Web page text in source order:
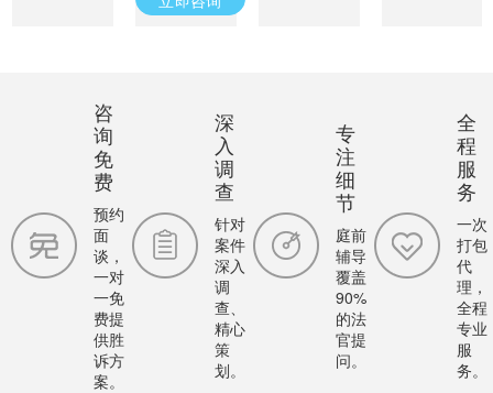
咨
询
免
费
预约
面
谈，
一对
一免
费提
供胜
诉方
案。
深
入
调
查
针对
案件
深入
调
查、
精心
策
划。
专
注
细
节
庭前
辅导
覆盖
90%
的法
官提
问。
全
程
服
务
一次
打包
代
理，
全程
专业
服
务。